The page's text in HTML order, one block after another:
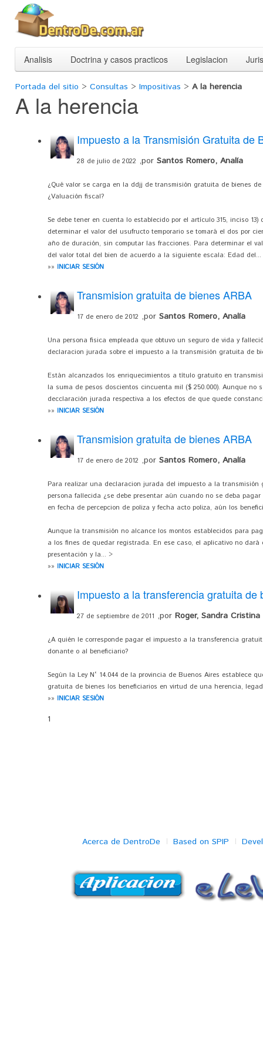
Analisis Doctrina y casos practicos Legislacion
Portada del sitio > Consultas > Impositivas > A la herencia
A la herencia
Impuesto a la Transmisión Gratuita de
28 de julio de 2022 ,por Santos Romero, Analía
¿Qué valor se carga en la ddjj de transmisión gratuita de bienes
¿Valuación fiscal?
Se debe tener en cuenta lo establecido por el artículo 315, inciso
determinar el valor del usufructo temporario se tomará el dos por
año de duración, sin computar las fracciones. Para determinar el
del valor total del bien de acuerdo a la siguiente escala: Edad del...
»» INICIAR SESIÓN
Transmision gratuita de bienes ARBA
17 de enero de 2012 ,por Santos Romero, Analía
Una persona fisica empleada que obtuvo un seguro de vida y
declaracion jurada sobre el impuesto a la transmisión gratuita de
Están alcanzados los enriquecimientos a título gratuito en
la suma de pesos doscientos cincuenta mil ($ 250.000). Aunque no
decclaración jurada respectiva a los efectos de que quede
»» INICIAR SESIÓN
Transmision gratuita de bienes ARBA
17 de enero de 2012 ,por Santos Romero, Analía
Para realizar una declaracion jurada del impuesto a la
persona fallecida ¿se debe presentar aún cuando no se deba
en fecha de percepcion de poliza y fecha acto poliza, aún los
Aunque la transmisión no alcance los montos establecidos para
a los fines de quedar registrada. En ese caso, el aplicativo no
presentación y la... >
»» INICIAR SESIÓN
Impuesto a la transferencia gratuita de
27 de septiembre de 2011 ,por Roger, Sandra Cristina
¿A quién le corresponde pagar el impuesto a la transferencia
donante o al beneficiario?
Según la Ley N° 14.044 de la provincia de Buenos Aires establece
gratuita de bienes los beneficiarios en virtud de una herencia,
»» INICIAR SESIÓN
1
Acerca de DentroDe Based on SPIP